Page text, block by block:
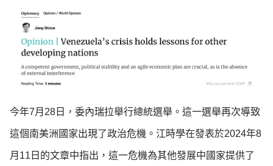
今年7月28日，委內瑞拉舉行總統選舉。這一選舉再次導致
這個南美洲國家出現了政治危機。江時學在發表於2024年8
月11日的文章中指出，這一危機為其他發展中國家提供了